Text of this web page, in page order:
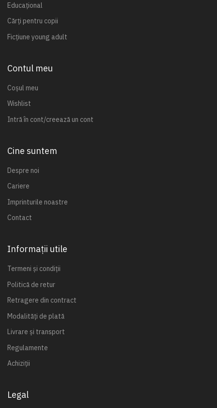
Educațional
Cărți pentru copii
Ficțiune young adult
Contul meu
Coșul meu
Wishlist
Intră în cont/creează un cont
Cine suntem
Despre noi
Cariere
Imprinturile noastre
Contact
Informații utile
Termeni și condiții
Politică de retur
Retragere din contract
Modalități de plată
Livrare și transport
Regulamente
Achiziții
Legal